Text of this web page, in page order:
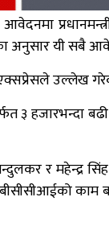
अनुसार यी सबै
उल्लेख
३ हजारभन्दा
र महेन्द्र